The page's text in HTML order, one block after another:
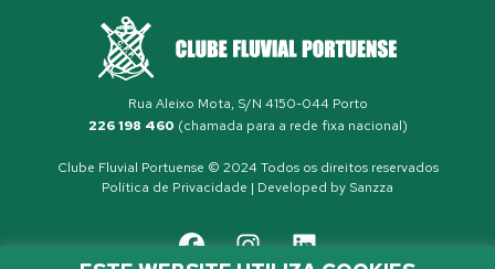
Rua Aleixo Mota, S/N 4150-044 Porto
226 198 460 (chamada para a rede fixa nacional)
Clube Fluvial Portuense © 2024 Todos os direitos reservados
Política de Privacidade | Developed by Sanzza